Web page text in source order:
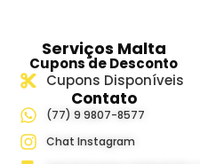
Serviços Malta
Cupons de Desconto
Cupons Disponíveis
Contato
(77) 9 9807-8577
Chat Instagram